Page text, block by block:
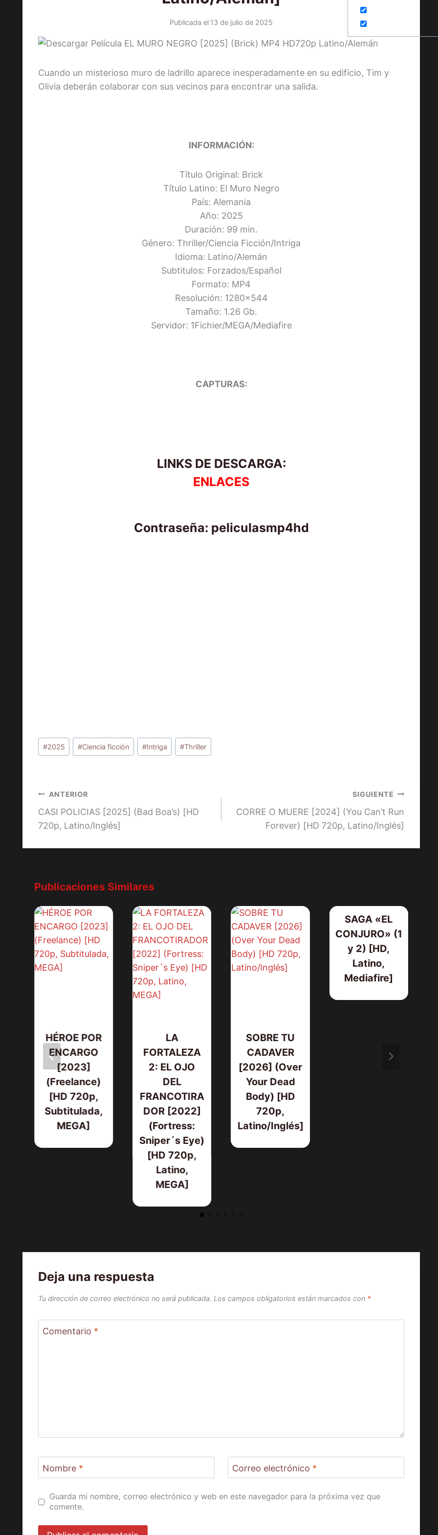
Publicada el 13 de julio de 2025
Cuando un misterioso muro de ladrillo aparece inesperadamente en su edificio, Tim y
Olivia deberán colaborar con sus vecinos para encontrar una salida.
INFORMACIÓN:
Título Original: Brick
Título Latino: El Muro Negro
País: Alemania
Año: 2025
Duración: 99 min.
Género: Thriller/Ciencia Ficción/Intriga
Idioma: Latino/Alemán
Subtitulos: Forzados/Español
Formato: MP4
Resolución: 1280×544
Tamaño: 1.26 Gb.
Servidor: 1Fichier/MEGA/Mediafire
CAPTURAS:
LINKS DE DESCARGA:
ENLACES
Contraseña: peliculasmp4hd
Etiquetas
de
#2025 #Ciencia ficción #Intriga #Thriller
Navegación
de
ANTERIOR
CASI POLICIAS [2025] (Bad Boa’s) [HD
720p, Latino/Inglés]
SIGUIENTE
CORRE O MUERE [2024] (You Can’t Run
Forever) [HD 720p, Latino/Inglés]
Publicaciones Similares
HÉROE POR
ENCARGO
[2023]
(Freelance)
[HD 720p,
Subtitulada,
MEGA]
LA
FORTALEZA
2: EL OJO
DEL
FRANCOTIRA
DOR [2022]
(Fortress:
Sniper´s Eye)
[HD 720p,
Latino,
MEGA]
SOBRE TU
CADAVER
[2026] (Over
Your Dead
Body) [HD
720p,
Latino/Inglés]
SAGA «EL
CONJURO» (1
y 2) [HD,
Latino,
Mediafire]
Deja una respuesta
Tu dirección de correo electrónico no será publicada. Los campos obligatorios están marcados con *
Comentario *
Nombre * Correo electrónico *
Guarda mi nombre, correo electrónico y web en este navegador para la próxima vez que
comente.